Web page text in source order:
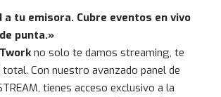
a tu emisora. Cubre eventos en vivo
punta.»
no solo te damos streaming, te
Con nuestro avanzado panel de
tienes acceso exclusivo a la